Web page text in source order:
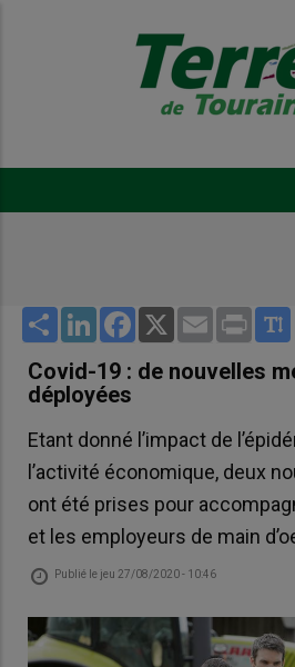
Share LinkedInFacebook
X Email Print
Covid-19 : de nouvelles
déployées
Etant donné l’impact de
l’activité économique, deux
ont été prises pour
et les employeurs de main
Publié le jeu 27/08/2020 - 10:46